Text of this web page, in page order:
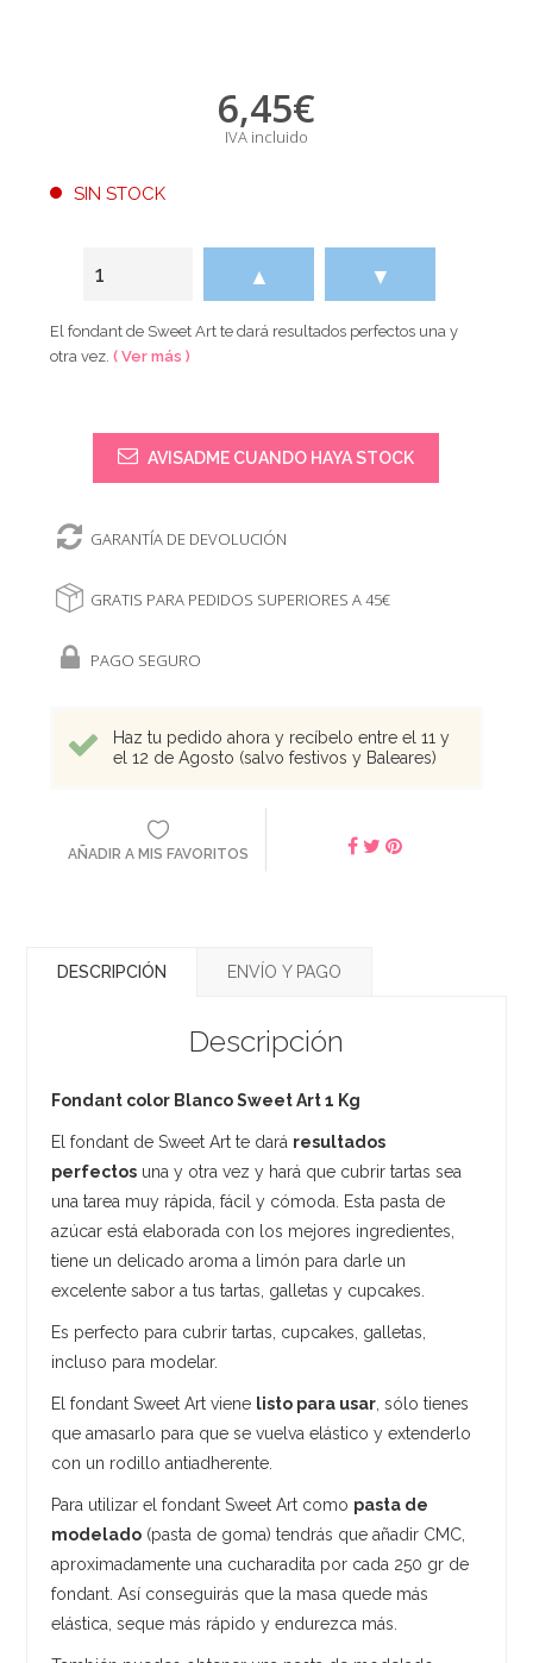
6,45€
IVA incluido
SIN STOCK
▲ ▼
El fondant de Sweet Art te dará resultados perfectos una y
otra vez.( Ver más )
AVISADME CUANDO HAYA STOCK
GARANTÍA DE DEVOLUCIÓN
GRATIS PARA PEDIDOS SUPERIORES A 45€
PAGO SEGURO
Haz tu pedido ahora y recíbelo entre el 11 y
el 12 de Agosto (salvo festivos y Baleares)
AÑADIR A MIS FAVORITOS
DESCRIPCIÓN ENVÍO Y PAGO
Descripción
Fondant color Blanco Sweet Art 1 Kg
El fondant de Sweet Art te dará resultados
perfectos una y otra vez y hará que cubrir tartas sea
una tarea muy rápida, fácil y cómoda. Esta pasta de
azúcar está elaborada con los mejores ingredientes,
tiene un delicado aroma a limón para darle un
excelente sabor a tus tartas, galletas y cupcakes.
Es perfecto para cubrir tartas, cupcakes, galletas,
incluso para modelar.
El fondant Sweet Art viene listo para usar , sólo tienes
que amasarlo para que se vuelva elástico y extenderlo
con un rodillo antiadherente.
Para utilizar el fondant Sweet Art como pasta de
modelado (pasta de goma) tendrás que añadir CMC,
aproximadamente una cucharadita por cada 250 gr de
fondant. Así conseguirás que la masa quede más
elástica, seque más rápido y endurezca más.